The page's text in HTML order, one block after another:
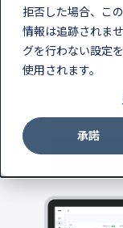
拒否した場合、こ
情報は追跡されま
グを行わない設定
使用されます。
承諾
Scope1,2,3の
本部集約算定
開示や削減に